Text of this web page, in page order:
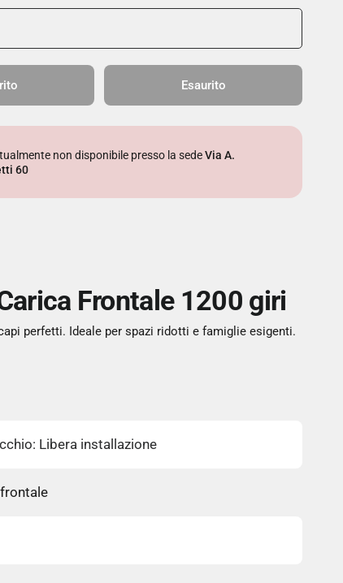
Esaurito
non disponibile presso la sedeVia A.
60
Frontale 1200 giri
perfetti. Ideale per spazi ridotti e famiglie esigenti.
Libera installazione